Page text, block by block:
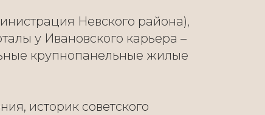
Невского района),
у Ивановского карьера –
крупнопанельные жилые
историк советского